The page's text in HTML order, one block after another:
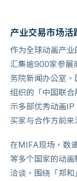
产业交易市场活
作为全球动画产
汇集逾900家参展
务院新闻办公室
组织的「中国联
示多部优秀动画
买家与合作方前来
在MIFA现场，数
等多个国家的动
洽谈，围绕「郑